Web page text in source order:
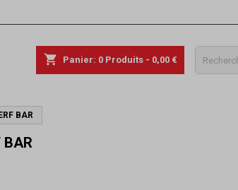
shopping_cart Panier: 0 Produits - 0,00 €
BAR
BAR